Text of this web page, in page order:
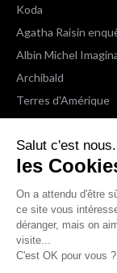
Salut c'est
les
On a attendu d'être
ce site vous
déranger, mais on
visite...
C'est OK pour vous ?
Koda
Agatha Raisin
Albin Michel
Archibald
Terres d'Amérique
Espaces Libres
NOX
Wiz
Voir toutes les collections
Nous suivre